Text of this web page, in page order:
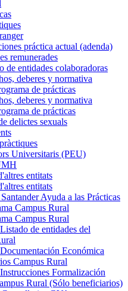
práctica actual (adenda)
remunerades
de entidades colaboradoras
deberes y normativa
de prácticas
deberes y normativa
de prácticas
delictes sexuals
Universitaris (PEU)
entitats
entitats
Ayuda a las Prácticas
Campus Rural
Campus Rural
de entidades del
Económica
Campus Rural
Formalización
Rural (Sólo beneficiarios)